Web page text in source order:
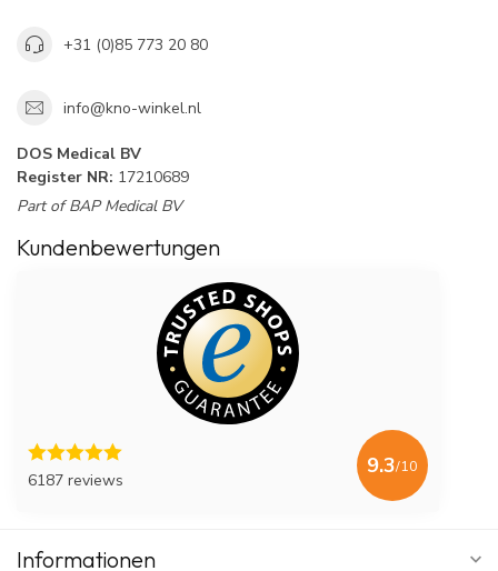
+31 (0)85 773 20 80
info@kno-winkel.nl
DOS Medical BV
Register NR: 17210689
Part of BAP Medical BV
Kundenbewertungen
6187 reviews
9.3/10
Informationen